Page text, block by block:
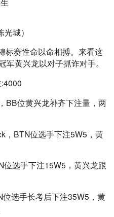
光城）
标赛性命以命相搏。来看这
黄兴龙以对子抓诈对手。
BB位黄兴龙补齐下注量，两
，BTN位选手下注5W5，黄
选手下注15W5，黄兴龙跟
选手长考后下注35W5，黄